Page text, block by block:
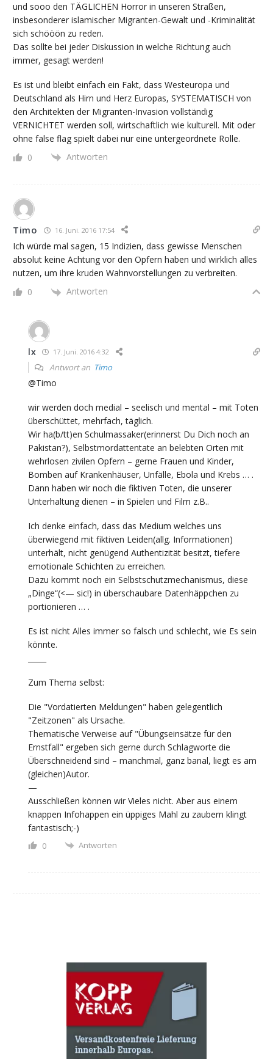
und sooo den TÄGLICHEN Horror in unseren Straßen,
insbesonderer islamischer Migranten-Gewalt und -Kriminalität
sich schööön zu reden.
Das sollte bei jeder Diskussion in welche Richtung auch
immer, gesagt werden!
Es ist und bleibt einfach ein Fakt, dass Westeuropa und
Deutschland als Hirn und Herz Europas, SYSTEMATISCH von
den Architekten der Migranten-Invasion vollständig
VERNICHTET werden soll, wirtschaftlich wie kulturell. Mit oder
ohne false flag spielt dabei nur eine untergeordnete Rolle.
0
Antworten
Timo 16. Juni. 2016 17:54
Ich würde mal sagen, 15 Indizien, dass gewisse Menschen
absolut keine Achtung vor den Opfern haben und wirklich alles
nutzen, um ihre kruden Wahnvorstellungen zu verbreiten.
0
Antworten
lx 17. Juni. 2016 4:32
Antwort an Timo
@Timo
wir werden doch medial – seelisch und mental – mit Toten
überschüttet, mehrfach, täglich.
Wir ha(b/tt)en Schulmassaker(erinnerst Du Dich noch an
Pakistan?), Selbstmordattentate an belebten Orten mit
wehrlosen zivilen Opfern – gerne Frauen und Kinder,
Bomben auf Krankenhäuser, Unfälle, Ebola und Krebs … .
Dann haben wir noch die fiktiven Toten, die unserer
Unterhaltung dienen – in Spielen und Film z.B..
Ich denke einfach, dass das Medium welches uns
überwiegend mit fiktiven Leiden(allg. Informationen)
unterhält, nicht genügend Authentizität besitzt, tiefere
emotionale Schichten zu erreichen.
Dazu kommt noch ein Selbstschutzmechanismus, diese
„Dinge“(<— sic!) in überschaubare Datenhäppchen zu
portionieren … .
Es ist nicht Alles immer so falsch und schlecht, wie Es sein
könnte.
Zum Thema selbst:
Die "Vordatierten Meldungen" haben gelegentlich
"Zeitzonen" als Ursache.
Thematische Verweise auf "Übungseinsätze für den
Ernstfall" ergeben sich gerne durch Schlagworte die
Überschneidend sind – manchmal, ganz banal, liegt es am
(gleichen)Autor.
—
Ausschließen können wir Vieles nicht. Aber aus einem
knappen Infohappen ein üppiges Mahl zu zaubern klingt
fantastisch;-)
0 Antworten